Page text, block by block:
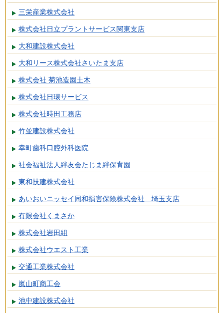
三栄産業株式会社
株式会社日立プラントサービス関東支店
大和建設株式会社
大和リース株式会社さいたま支店
株式会社 菊池造園土木
株式会社日環サービス
株式会社時田工務店
竹並建設株式会社
幸町歯科口腔外科医院
社会福祉法人絆友会たじま絆保育園
東和技建株式会社
あいおいニッセイ同和損害保険株式会社 埼玉支店
有限会社くまさか
株式会社岩田組
株式会社ウエスト工業
交通工業株式会社
嵐山町商工会
池中建設株式会社